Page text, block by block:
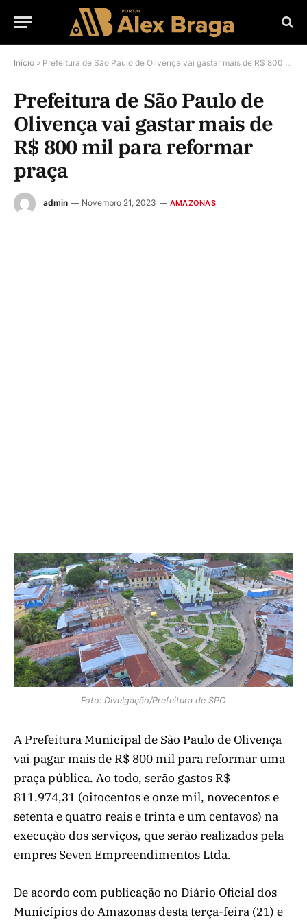
Início » Prefeitura de São Paulo de Olivença vai gastar mais de R$ 800 mil para reformar praça
Prefeitura de São Paulo de
Olivença vai gastar mais de
R$ 800 mil para reformar
praça
admin Novembro 21, 2023 AMAZONAS
Foto: Divulgação/Prefeitura de SPO
A Prefeitura Municipal de São Paulo de Olivença
vai pagar mais de R$ 800 mil para reformar uma
praça pública. Ao todo, serão gastos R$
811.974,31 (oitocentos e onze mil, novecentos e
setenta e quatro reais e trinta e um centavos) na
execução dos serviços, que serão realizados pela
empres Seven Empreendimentos Ltda.
De acordo com publicação no Diário Oficial dos
Municípios do Amazonas desta terça-feira (21) e